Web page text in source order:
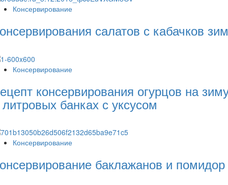
Консервирование
салатов с кабачков
Консервирование
консервирования огурцов на
банках с уксусом
Консервирование
баклажанов и помидор